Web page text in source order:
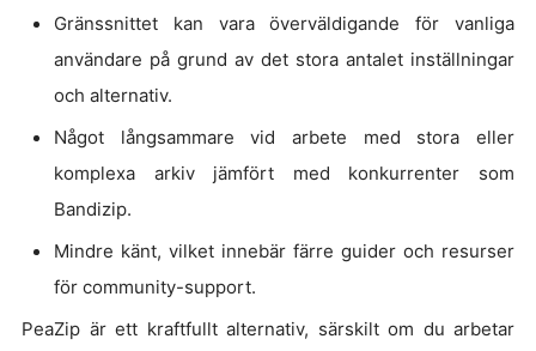
Gränssnittet kan vara överväldigande för vanliga
användare på grund av det stora antalet inställningar
och alternativ.
Något långsammare vid arbete med stora eller
komplexa arkiv jämfört med konkurrenter som
Bandizip.
Mindre känt, vilket innebär färre guider och resurser
för community-support.
PeaZip är ett kraftfullt alternativ, särskilt om du arbetar